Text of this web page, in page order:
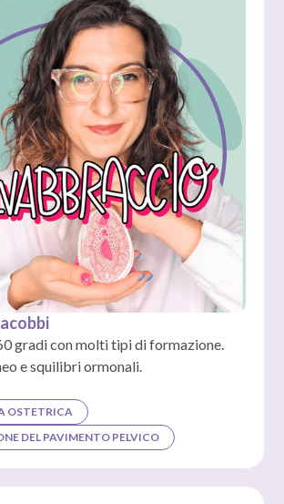
gradi con molti tipi di formazione.
e squilibri ormonali.
OSTETRICA
DEL PAVIMENTO PELVICO